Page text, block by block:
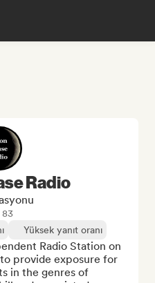
Radio
83
Yüksek yanıt oranı
Radio Station on
provide exposure for
in the genres of